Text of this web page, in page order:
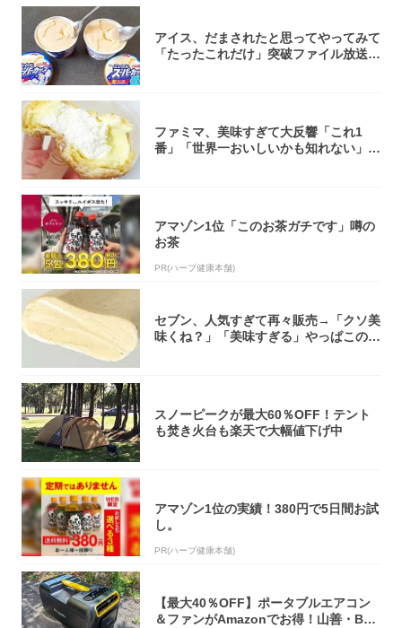
アイス、だまされたと思ってやってみて
「たったこれだけ」突破ファイル放送で
ファミマ、美味すぎて大反響「これ1
番」「世界一おいしいかも知れない」
アマゾン1位「このお茶ガチです」噂の
お茶
PR(ハーブ健康本舗)
セブン、人気すぎて再々販売→「クソ美
味くね？」「美味すぎる」やっぱこのク
スノーピークが最大60％OFF！テント
も焚き火台も楽天で大幅値下げ中
アマゾン1位の実績！380円で5日間お試
し。
PR(ハーブ健康本舗)
【最大40％OFF】ポータブルエアコン
＆ファンがAmazonでお得！山善・Bo